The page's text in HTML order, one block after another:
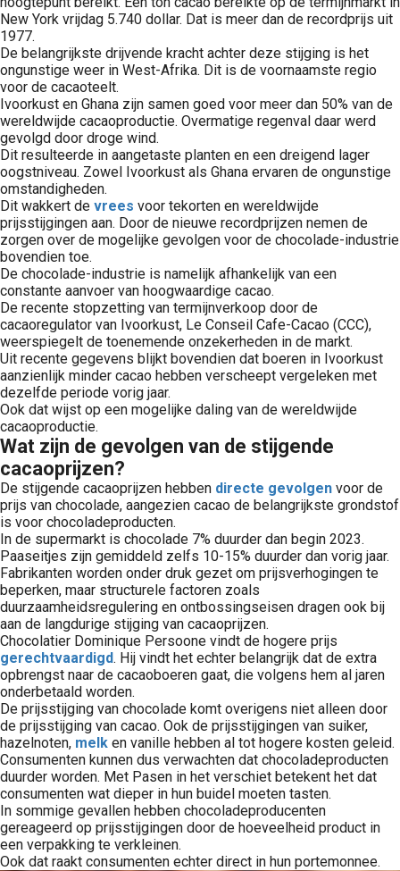
New York vrijdag 5.740 dollar. Dat is meer dan de recordprijs uit
1977.
De belangrijkste drijvende kracht achter deze stijging is het
ongunstige weer in West-Afrika. Dit is de voornaamste regio
voor de cacaoteelt.
Ivoorkust en Ghana zijn samen goed voor meer dan 50% van de
wereldwijde cacaoproductie. Overmatige regenval daar werd
gevolgd door droge wind.
Dit resulteerde in aangetaste planten en een dreigend lager
oogstniveau. Zowel Ivoorkust als Ghana ervaren de ongunstige
omstandigheden.
Dit wakkert de vrees voor tekorten en wereldwijde
prijsstijgingen aan. Door de nieuwe recordprijzen nemen de
zorgen over de mogelijke gevolgen voor de chocolade-industrie
bovendien toe.
De chocolade-industrie is namelijk afhankelijk van een
constante aanvoer van hoogwaardige cacao.
De recente stopzetting van termijnverkoop door de
cacaoregulator van Ivoorkust, Le Conseil Cafe-Cacao (CCC),
weerspiegelt de toenemende onzekerheden in de markt.
Uit recente gegevens blijkt bovendien dat boeren in Ivoorkust
aanzienlijk minder cacao hebben verscheept vergeleken met
dezelfde periode vorig jaar.
Ook dat wijst op een mogelijke daling van de wereldwijde
cacaoproductie.
Wat zijn de gevolgen van de stijgende
cacaoprijzen?
De stijgende cacaoprijzen hebben directe gevolgen voor de
prijs van chocolade, aangezien cacao de belangrijkste grondstof
is voor chocoladeproducten.
In de supermarkt is chocolade 7% duurder dan begin 2023.
Paaseitjes zijn gemiddeld zelfs 10-15% duurder dan vorig jaar.
Fabrikanten worden onder druk gezet om prijsverhogingen te
beperken, maar structurele factoren zoals
duurzaamheidsregulering en ontbossingseisen dragen ook bij
aan de langdurige stijging van cacaoprijzen.
Chocolatier Dominique Persoone vindt de hogere prijs
gerechtvaardigd. Hij vindt het echter belangrijk dat de extra
opbrengst naar de cacaoboeren gaat, die volgens hem al jaren
onderbetaald worden.
De prijsstijging van chocolade komt overigens niet alleen door
de prijsstijging van cacao. Ook de prijsstijgingen van suiker,
hazelnoten, melk en vanille hebben al tot hogere kosten geleid.
Consumenten kunnen dus verwachten dat chocoladeproducten
duurder worden. Met Pasen in het verschiet betekent het dat
consumenten wat dieper in hun buidel moeten tasten.
In sommige gevallen hebben chocoladeproducenten
gereageerd op prijsstijgingen door de hoeveelheid product in
een verpakking te verkleinen.
Ook dat raakt consumenten echter direct in hun portemonnee.